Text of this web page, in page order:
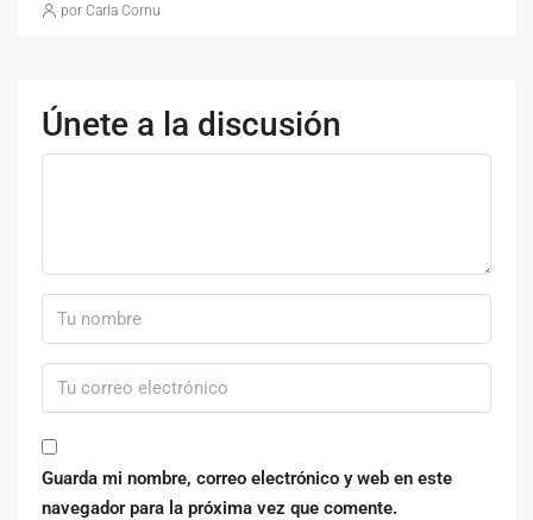
por Carla Cornu
Únete a la discusión
Guarda mi nombre, correo electrónico y web en este
navegador para la próxima vez que comente.